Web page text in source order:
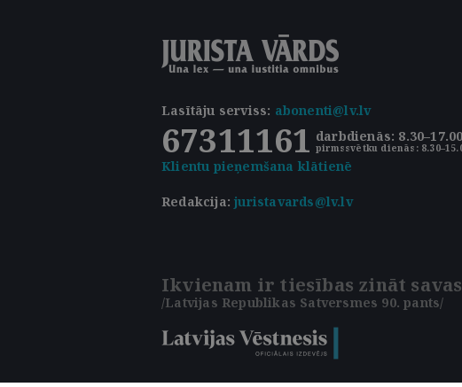
Lasītāju serviss: abonenti@lv.lv
67311161 darbdienās: 8.30–17.00
pirmssvētku dienās:
Klientu pieņemšana klātienē
Redakcija:juristavards@lv.lv
Ikvienam ir tiesības zināt
/Latvijas Republikas Satversmes 90. pants/